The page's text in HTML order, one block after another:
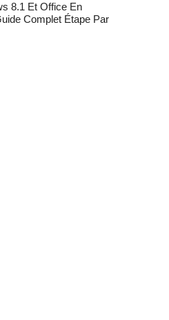
8.1 Et Office En
Complet Étape Par